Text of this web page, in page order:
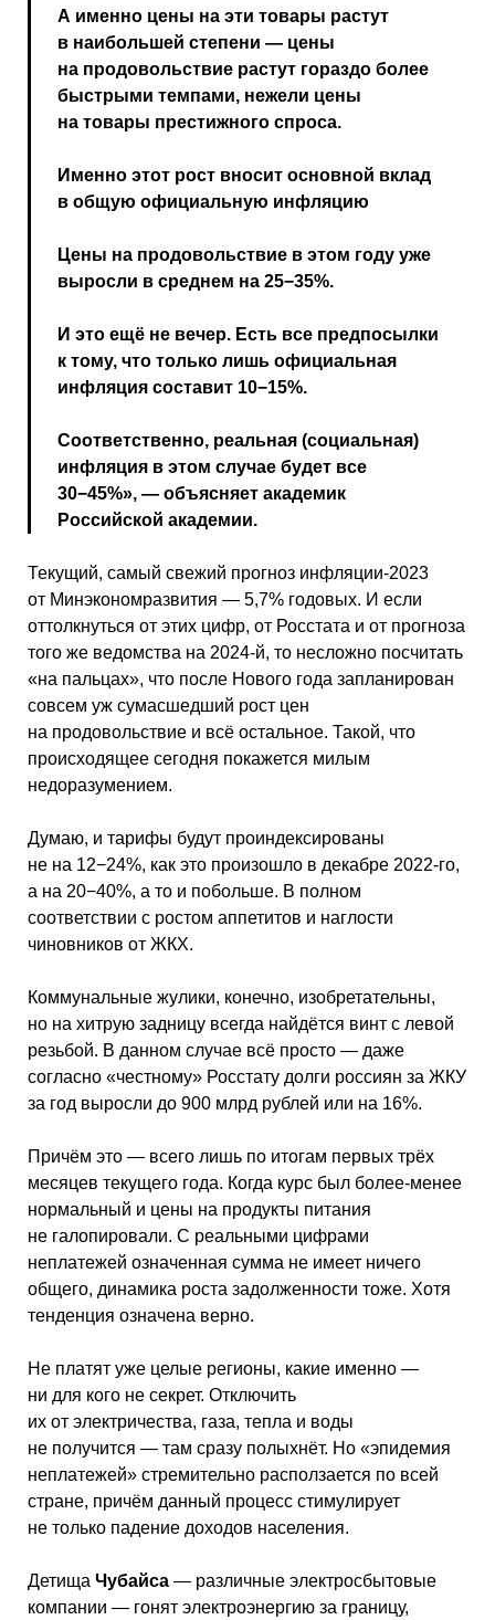
А именно цены на эти товары растут
в наибольшей степени — цены
на продовольствие растут гораздо более
быстрыми темпами, нежели цены
на товары престижного спроса.
Именно этот рост вносит основной вклад
в общую официальную инфляцию
Цены на продовольствие в этом году уже
выросли в среднем на 25−35%.
И это ещё не вечер. Есть все предпосылки
к тому, что только лишь официальная
инфляция составит 10−15%.
Соответственно, реальная (социальная)
инфляция в этом случае будет все
30−45%», — объясняет академик
Российской академии.
Текущий, самый свежий прогноз инфляции-2023
от Минэкономразвития — 5,7% годовых. И если
оттолкнуться от этих цифр, от Росстата и от прогноза
того же ведомства на 2024-й, то несложно посчитать
«на пальцах», что после Нового года запланирован
совсем уж сумасшедший рост цен
на продовольствие и всё остальное. Такой, что
происходящее сегодня покажется милым
недоразумением.
Думаю, и тарифы будут проиндексированы
не на 12−24%, как это произошло в декабре 2022-го,
а на 20−40%, а то и побольше. В полном
соответствии с ростом аппетитов и наглости
чиновников от ЖКХ.
Коммунальные жулики, конечно, изобретательны,
но на хитрую задницу всегда найдётся винт с левой
резьбой. В данном случае всё просто — даже
согласно «честному» Росстату долги россиян за ЖКУ
за год выросли до 900 млрд рублей или на 16%.
Причём это — всего лишь по итогам первых трёх
месяцев текущего года. Когда курс был более-менее
нормальный и цены на продукты питания
не галопировали. С реальными цифрами
неплатежей означенная сумма не имеет ничего
общего, динамика роста задолженности тоже. Хотя
тенденция означена верно.
Не платят уже целые регионы, какие именно —
ни для кого не секрет. Отключить
их от электричества, газа, тепла и воды
не получится — там сразу полыхнёт. Но «эпидемия
неплатежей» стремительно расползается по всей
стране, причём данный процесс стимулирует
не только падение доходов населения.
Детища Чубайса— различные электросбытовые
компании — гонят электроэнергию за границу,